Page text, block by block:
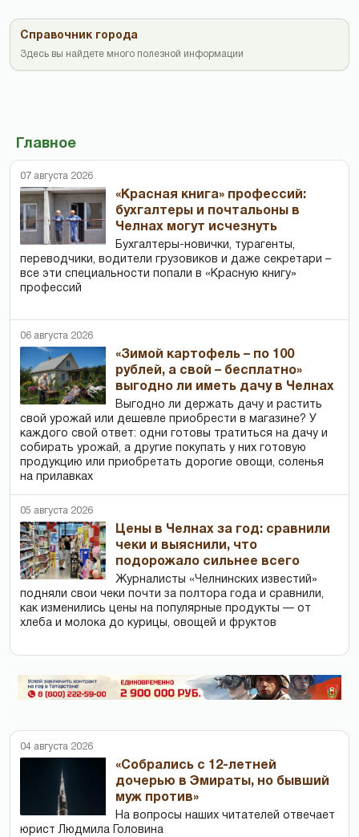
Справочник города
Здесь вы найдете много полезной информации
Главное
07 августа 2026
«Красная книга» профессий:
бухгалтеры и почтальоны в
Челнах могут исчезнуть
Бухгалтеры-новички, тур­агенты,
переводчики, водители грузовиков и даже секретари –
все эти специальности попали в «Красную книгу»
профессий
06 августа 2026
«Зимой картофель – по 100
рублей, а свой – бесплатно»
выгодно ли иметь дачу в Челнах
Выгодно ли держать дачу и растить
свой урожай или дешевле приобрести в магазине? У
каждого свой ответ: одни готовы тратиться на дачу и
собирать урожай, а другие покупать у них готовую
продукцию или приобретать дорогие овощи, соленья
на прилавках
05 августа 2026
Цены в Челнах за год: сравнили
чеки и выяснили, что
подорожало сильнее всего
Журналисты «Челнинских известий»
подняли свои чеки почти за полтора года и сравнили,
как изменились цены на популярные продукты — от
хлеба и молока до курицы, овощей и фруктов
04 августа 2026
«Собрались с 12-летней
дочерью в Эмираты, но бывший
муж против»
На вопросы наших читателей отвечает
юрист Людмила Головина